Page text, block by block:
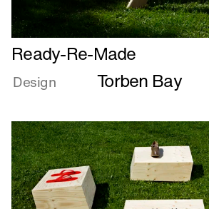
Læs
mere
om
Made
Ready-Re-Made
Design Torben Bay